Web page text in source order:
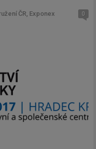
ČR, Exponex
0